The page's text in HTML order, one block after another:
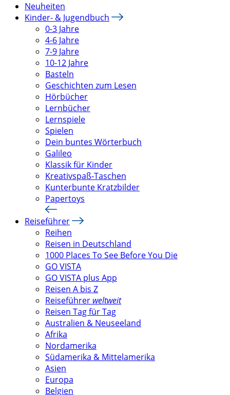
Neuheiten
Kinder- & Jugendbuch
0-3 Jahre
4-6 Jahre
7-9 Jahre
10-12 Jahre
Basteln
Geschichten zum Lesen
Hörbücher
Lernbücher
Lernspiele
Spielen
Dein buntes Wörterbuch
Galileo
Klassik für Kinder
Kreativspaß-Taschen
Kunterbunte Kratzbilder
Papertoys
Reiseführer
Reihen
Reisen in Deutschland
1000 Places To See Before You Die
GO VISTA
GO VISTA plus App
Reisen A bis Z
Reiseführer weltweit
Reisen Tag für Tag
Australien & Neuseeland
Afrika
Nordamerika
Südamerika & Mittelamerika
Asien
Europa
Belgien